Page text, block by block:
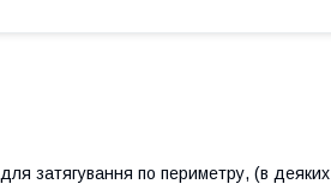
для затягування по периметру, (в деяких